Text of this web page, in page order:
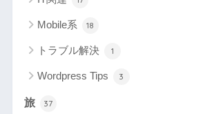
Mobile系 18
トラブル解決 1
Wordpress Tips 3
旅 37